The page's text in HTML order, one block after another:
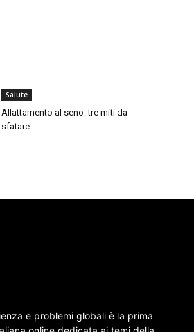
Salute
Allattamento al seno: tre miti da
sfatare
e problemi globali è la prima